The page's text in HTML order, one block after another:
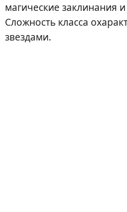
магические заклинания
Сложность класса
звездами.